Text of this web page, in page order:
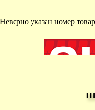
Неверно указан номер